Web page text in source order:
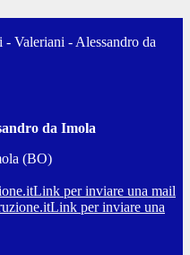
Valeriani - Alessandro da
da Imola
(BO)
Link per inviare una mail
Link per inviare una